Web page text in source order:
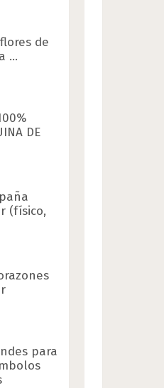
de
…
DE
(físico,
para